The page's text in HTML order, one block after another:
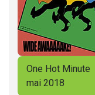
One Hot Minute
mai 2018